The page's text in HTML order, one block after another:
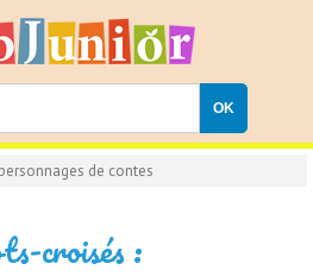
de contes
croisés :